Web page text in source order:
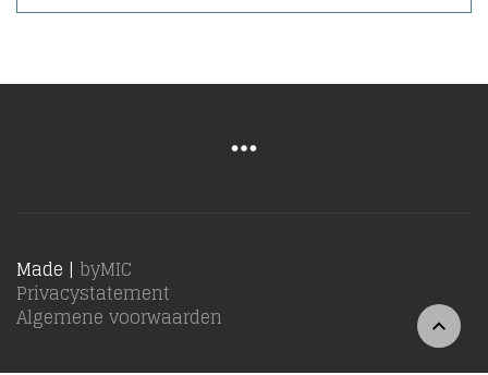
Made | byMIC
Privacystatement
Algemene voorwaarden